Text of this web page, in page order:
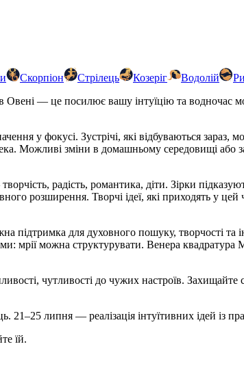
Скорпіон Стрілець Козеріг Водолій
— це посилює вашу інтуїцію та водночас
у фокусі. Зустрічі, які відбуваються
Можливі зміни в домашньому середовищі або
радість, романтика, діти. Зірки
розширення. Творчі ідеї, які приходять у
для духовного пошуку, творчості та
мрії можна структурувати. Венера
чутливості до чужих настроїв.
липня — реалізація інтуїтивних ідей із
їй.